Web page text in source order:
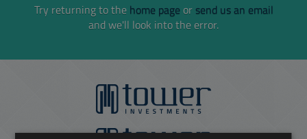
Try returning to the home pageor send us an email
and we'll look into the error.